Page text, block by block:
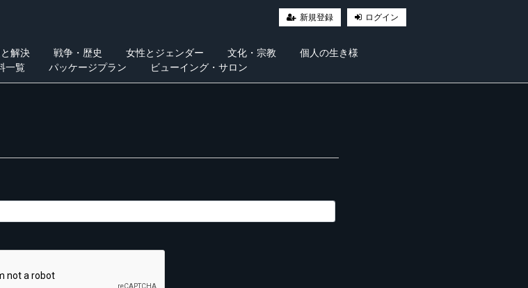
新規登録 ログイン
解決 戦争・歴史 女性とジェンダー 文化・宗教
個人の生き様
一覧 パッケージプラン ビューイング・サロン